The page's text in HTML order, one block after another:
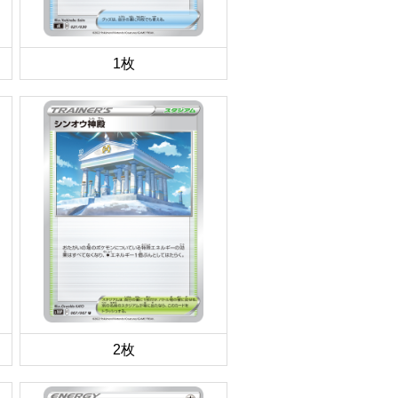
1枚
2枚